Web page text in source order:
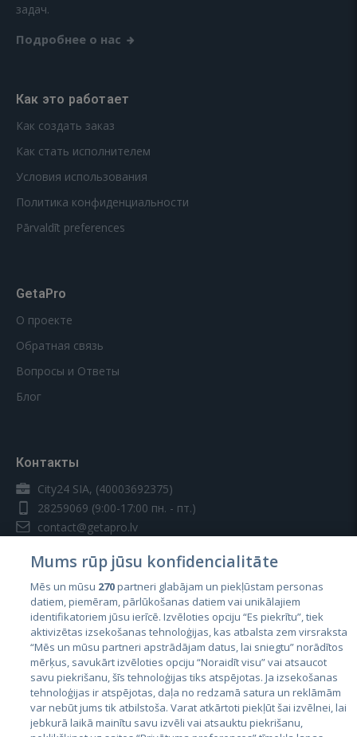
задач.
Подробнее о нас
Как это работает
Как создать заказ
Как стать исполнителем
Условия использования
Политика конфиденциальности
Pārvaldīt preferences
GetaPro
О проекте
Обратная связь
Вопросы и Ответы
Блог
Контакты
City24 SIA, (40003692375)
28259069 (9:00-17:00 пн. - пт.)
contact@getapro.lv
Страны
Эстония
Латвия
Литва
Mums rūp jūsu konfidencialitāte
Mēs un mūsu 270partneri glabājam un piekļūstam personas
datiem, piemēram, pārlūkošanas datiem vai unikālajiem
identifikatoriem jūsu ierīcē. Izvēloties opciju “Es piekrītu”, tiek
aktivizētas izsekošanas tehnoloģijas, kas atbalsta zem virsraksta
“Mēs un mūsu partneri apstrādājam datus, lai sniegtu” norādītos
mērķus, savukārt izvēloties opciju “Noraidīt visu” vai atsaucot
savu piekrišanu, šīs tehnoloģijas tiks atspējotas. Ja izsekošanas
tehnoloģijas ir atspējotas, daļa no redzamā satura un reklāmām
var nebūt jums tik atbilstoša. Varat atkārtoti piekļūt šai izvēlnei, lai
jebkurā laikā mainītu savu izvēli vai atsauktu piekrišanu,